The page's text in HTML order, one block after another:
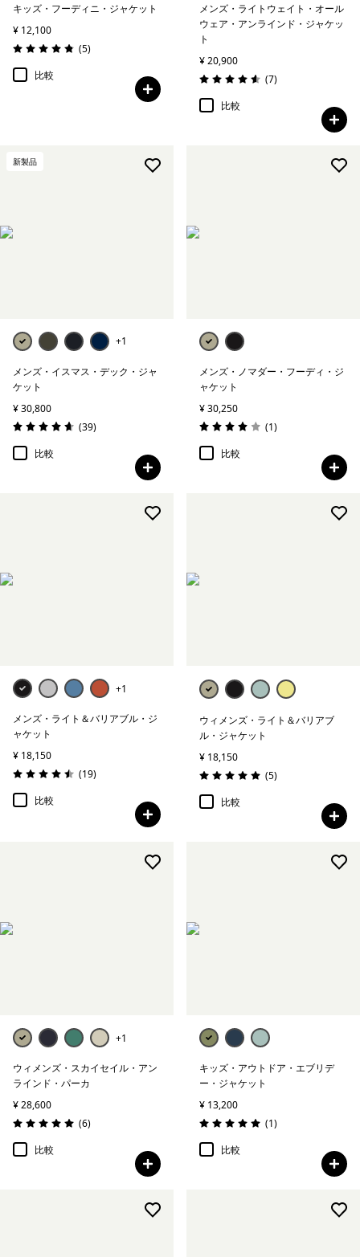
キッズ・フーディニ・ジャケット
¥ 12,100
評価: 4.8 / 5
(5レビュー
)
比較
メンズ・ライトウェイト・オール
ウェア・アンラインド・ジャケッ
ト
¥ 20,900
評価: 4.6 / 5
(7レビュー
)
比較
新製品
+1
メンズ・イスマス・デック・ジャ
ケット
¥ 30,800
評価: 4.6 / 5
(39レビュー
)
比較
メンズ・ノマダー・フーディ・ジ
ャケット
¥ 30,250
評価: 4.0 / 5
(1レビュー
)
比較
+1
メンズ・ライト＆バリアブル・ジ
ャケット
¥ 18,150
評価: 4.5 / 5
(19レビュー
)
比較
ウィメンズ・ライト＆バリアブ
ル・ジャケット
¥ 18,150
評価: 5.0 / 5
(5レビュー
)
比較
+1
ウィメンズ・スカイセイル・アン
ラインド・パーカ
¥ 28,600
評価: 5.0 / 5
(6レビュー
)
比較
キッズ・アウトドア・エブリデ
ー・ジャケット
¥ 13,200
評価: 5.0 / 5
(1レビュー
)
比較